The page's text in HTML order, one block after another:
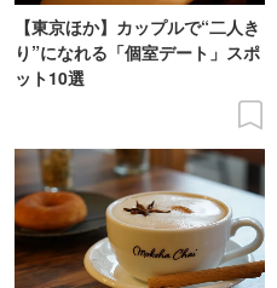
【東京ほか】カップルで“二人き
り”になれる「個室デート」スポ
ット10選